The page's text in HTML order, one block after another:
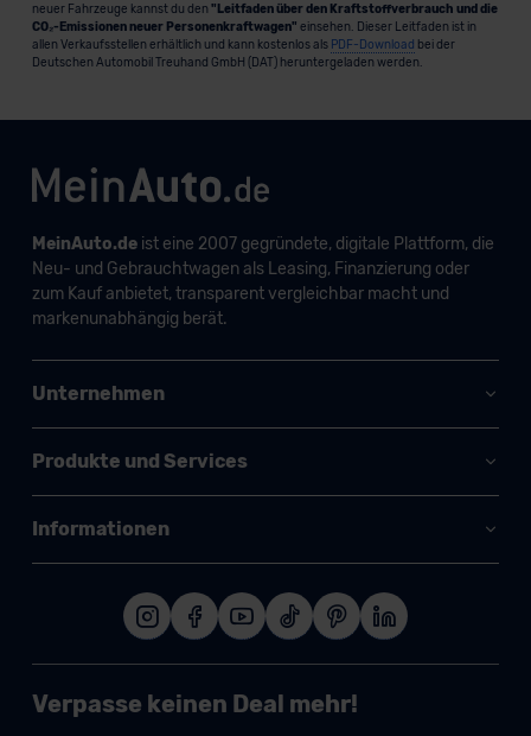
neuer Fahrzeuge kannst du den "Leitfaden über den Kraftstoffverbrauch und die
CO₂-Emissionen neuer Personenkraftwagen" einsehen. Dieser Leitfaden ist in
allen Verkaufsstellen erhältlich und kann kostenlos als PDF-Download bei der
Deutschen Automobil Treuhand GmbH (DAT) heruntergeladen werden.
MeinAuto.deist eine 2007 gegründete, digitale Plattform, die
Neu- und Gebrauchtwagen als Leasing, Finanzierung oder
zum Kauf anbietet, transparent vergleichbar macht und
markenunabhängig berät.
Unternehmen
Produkte und Services
Informationen
Verpasse keinen Deal mehr!